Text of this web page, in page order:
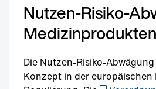
Nutzen-Risiko-
Medizinprodukten
Die Nutzen-Risiko-
Konzept in der